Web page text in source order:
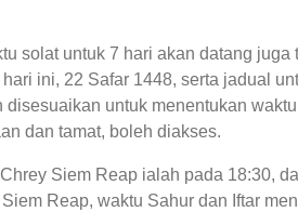
solat untuk 7 hari akan datang
ini, 22 Safar 1448, serta jadual
untuk menentukan
dan tamat, boleh diakses.
Siem Reap ialah pada 18:30,
Reap, waktu Sahur dan Iftar